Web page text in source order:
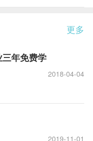
更多
年免费学
2018-04-04
2019-11-01